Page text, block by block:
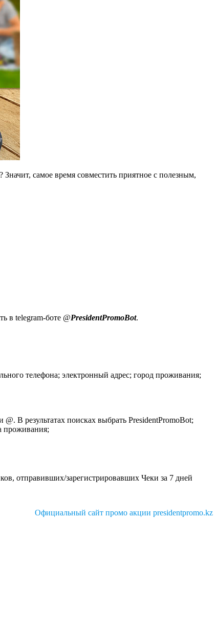
самое время совместить приятное с полезным,
в telegram-боте @PresidentPromoBot.
телефона; электронный адрес; город проживания;
В результатах поисках выбрать PresidentPromoBot;
проживания;
отправивших/зарегистрировавших Чеки за 7 дней
Официальный сайт промо акции presidentpromo.kz